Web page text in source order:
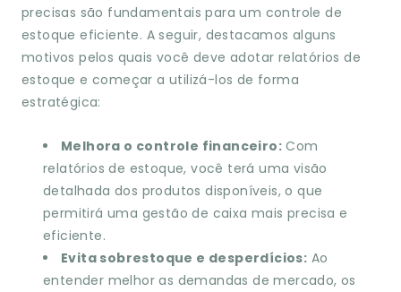
precisas são fundamentais para um controle de
estoque eficiente. A seguir, destacamos alguns
motivos pelos quais você deve adotar relatórios de
estoque e começar a utilizá-los de forma
estratégica:
Melhora o controle financeiro: Com
relatórios de estoque, você terá uma visão
detalhada dos produtos disponíveis, o que
permitirá uma gestão de caixa mais precisa e
eficiente.
Evita sobrestoque e desperdícios: Ao
entender melhor as demandas de mercado, os